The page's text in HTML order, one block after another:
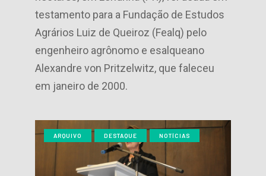
testamento para a Fundação de Estudos
Agrários Luiz de Queiroz (Fealq) pelo
engenheiro agrônomo e esalqueano
Alexandre von Pritzelwitz, que faleceu
em janeiro de 2000.
ARQUIVO DESTAQUE NOTÍCIAS